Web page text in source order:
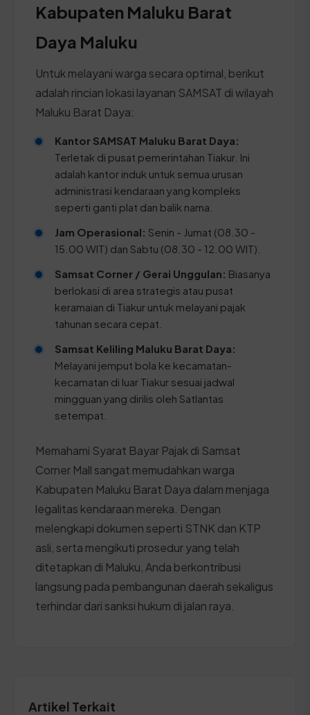
Kabupaten Maluku Barat
Daya Maluku
Untuk melayani warga secara optimal, berikut
adalah rincian lokasi layanan SAMSAT di wilayah
Maluku Barat Daya:
Kantor SAMSAT Maluku Barat Daya:
Terletak di pusat pemerintahan Tiakur. Ini
adalah kantor induk untuk semua urusan
administrasi kendaraan yang kompleks
seperti ganti plat dan balik nama.
Jam Operasional: Senin - Jumat (08.30 -
15.00 WIT) dan Sabtu (08.30 - 12.00 WIT).
Samsat Corner / Gerai Unggulan: Biasanya
berlokasi di area strategis atau pusat
keramaian di Tiakur untuk melayani pajak
tahunan secara cepat.
Samsat Keliling Maluku Barat Daya:
Melayani jemput bola ke kecamatan-
kecamatan di luar Tiakur sesuai jadwal
mingguan yang dirilis oleh Satlantas
setempat.
Memahami Syarat Bayar Pajak di Samsat
Corner Mall sangat memudahkan warga
Kabupaten Maluku Barat Daya dalam menjaga
legalitas kendaraan mereka. Dengan
melengkapi dokumen seperti STNK dan KTP
asli, serta mengikuti prosedur yang telah
ditetapkan di Maluku, Anda berkontribusi
langsung pada pembangunan daerah sekaligus
terhindar dari sanksi hukum di jalan raya.
Artikel Terkait